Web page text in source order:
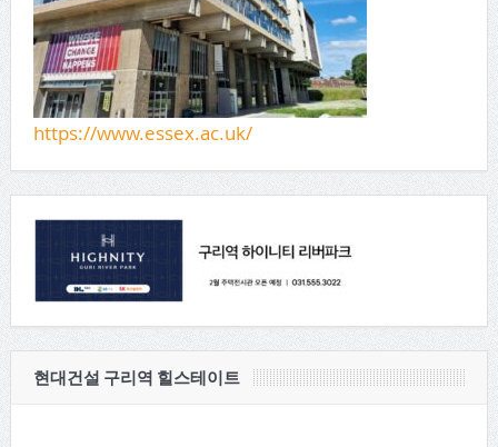
https://www.essex.ac.uk/
현대건설 구리역 힐스테이트